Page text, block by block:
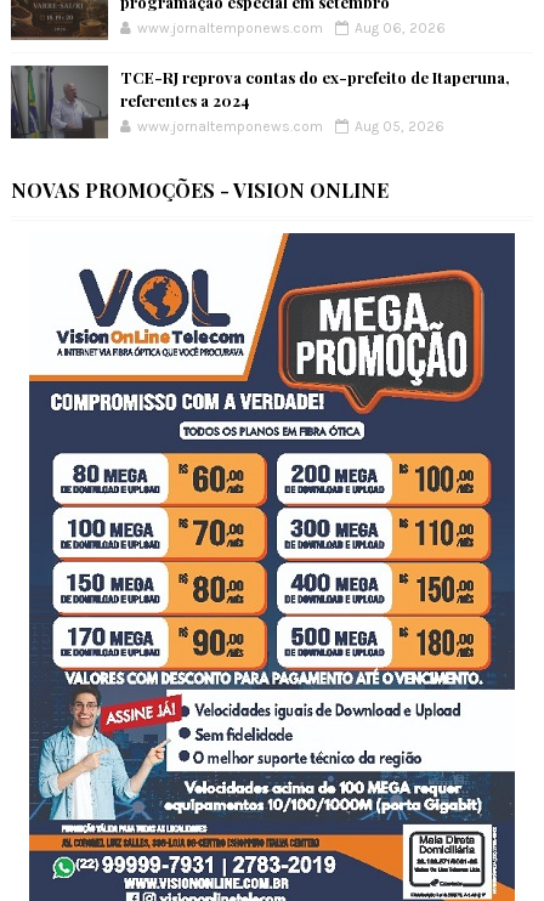
www.jornaltemponews.com Aug 06, 2026
TCE-RJ reprova contas do ex-prefeito de Itaperuna,
referentes a 2024
www.jornaltemponews.com Aug 05, 2026
NOVAS PROMOÇÕES - VISION ONLINE